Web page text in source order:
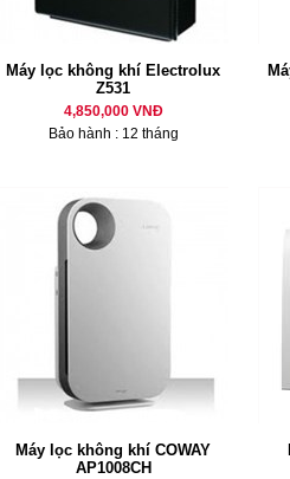
Máy lọc không khí Electrolux
Z531
4,850,000 VNĐ
Bảo hành : 12 tháng
Máy lọc không khí COWAY
AP1008CH